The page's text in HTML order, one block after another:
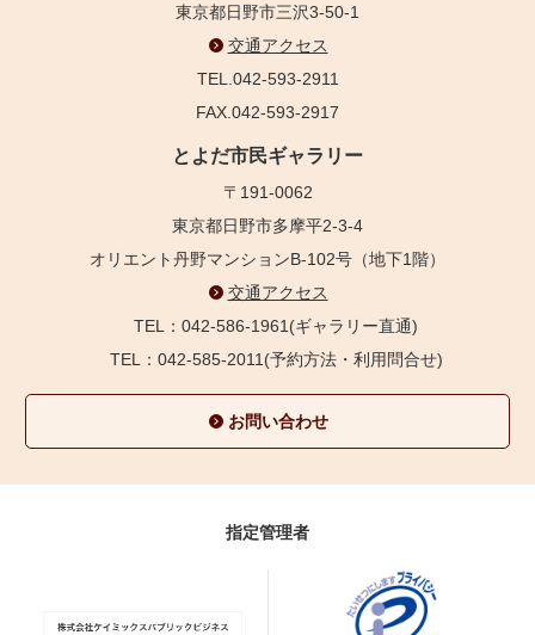
東京都日野市三沢3-50-1
交通アクセス
TEL.042-593-2911
FAX.042-593-2917
とよだ市民ギャラリー
〒191-0062
東京都日野市多摩平2-3-4
オリエント丹野マンションB-102号（地下1階）
交通アクセス
TEL：042-586-1961(ギャラリー直通)
TEL：042-585-2011(予約方法・利用問合せ)
お問い合わせ
指定管理者